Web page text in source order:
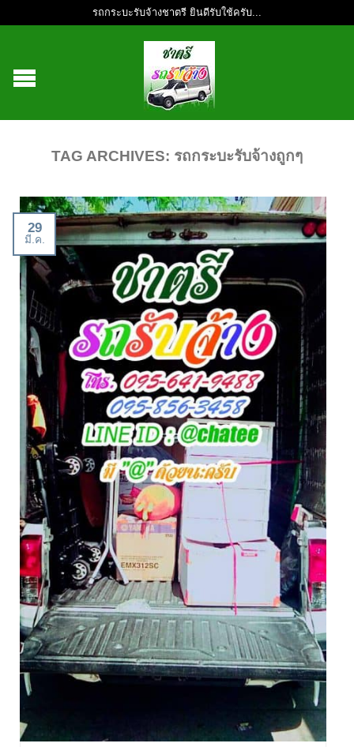
รถกระบะรับจ้างชาตรี ยินดีรับใช้ครับ...
TAG ARCHIVES: รถกระบะรับจ้างถูกๆ
29
มี.ค.